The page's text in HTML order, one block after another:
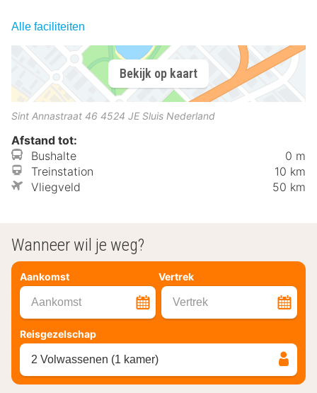
Alle faciliteiten
Bekijk op kaart
Sint Annastraat 46 4524 JE Sluis Nederland
Afstand tot:
Bushalte
0 m
Treinstation
10 km
Vliegveld
50 km
Wanneer wil je weg?
Aankomst Vertrek
Aankomst Vertrek
Reisgezelschap
2 Volwassenen (1 kamer)